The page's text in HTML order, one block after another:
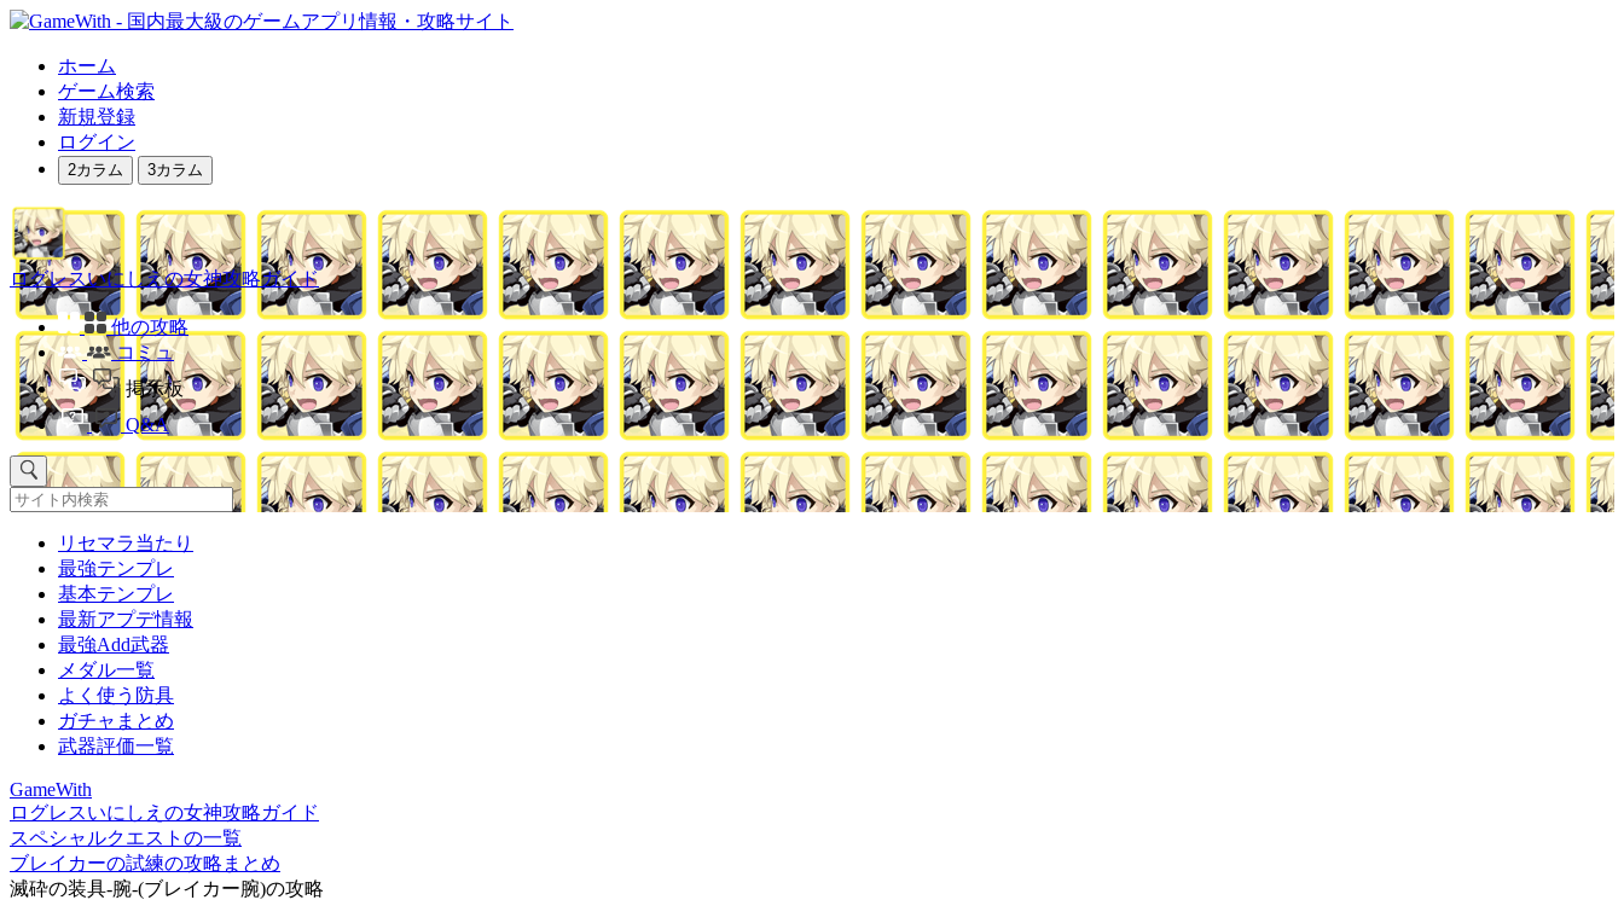
ホーム
ゲーム検索
新規登録
ログイン
2カラム 3カラム
ログレスいにしえの女神攻略ガイド
他の攻略
コミュ
掲示板
Q&A
リセマラ当たり
最強テンプレ
基本テンプレ
最新アプデ情報
最強Add武器
メダル一覧
よく使う防具
ガチャまとめ
武器評価一覧
GameWith
ログレスいにしえの女神攻略ガイド
スペシャルクエストの一覧
ブレイカーの試練の攻略まとめ
滅砕の装具-腕-(ブレイカー腕)の攻略